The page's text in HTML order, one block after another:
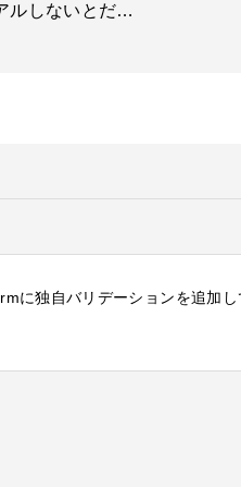
ルしないとだ…
に独自バリデーションを追加し